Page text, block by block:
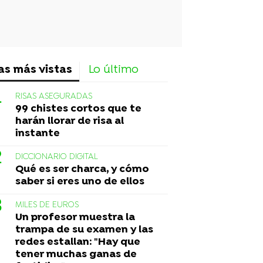
más vistas Lo último
RISAS ASEGURADAS
99 chistes cortos que te
harán llorar de risa al
instante
DICCIONARIO DIGITAL
Qué es ser charca, y cómo
saber si eres uno de ellos
MILES DE EUROS
Un profesor muestra la
trampa de su examen y las
redes estallan: "Hay que
tener muchas ganas de